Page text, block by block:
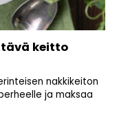
keitto
nakkikeiton
ja maksaa